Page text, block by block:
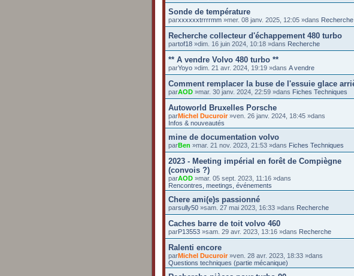
Sonde de température
parxxxxxxtrrrrmm »mer. 08 janv. 2025, 12:05 »dans Recherche
Recherche collecteur d'échappement 480 turbo
partof18 »dim. 16 juin 2024, 10:18 »dans Recherche
** A vendre Volvo 480 turbo **
parYoyo »dim. 21 avr. 2024, 19:19 »dans A vendre
Comment remplacer la buse de l'essuie glace
parAOD »mar. 30 janv. 2024, 22:59 »dans Fiches Techniques
Autoworld Bruxelles Porsche
parMichel Ducuroir»ven. 26 janv. 2024, 18:45 »dans
Infos & nouveautés
mine de documentation volvo
parBen »mar. 21 nov. 2023, 21:53 »dans Fiches Techniques
2023 - Meeting impérial en forêt de Compiègne
(convois ?)
parAOD »mar. 05 sept. 2023, 11:16 »dans
Rencontres, meetings, événements
Chere ami(e)s passionné
parsully50 »sam. 27 mai 2023, 16:33 »dans Recherche
Caches barre de toit volvo 460
parP13553 »sam. 29 avr. 2023, 13:16 »dans Recherche
Ralenti encore
parMichel Ducuroir»ven. 28 avr. 2023, 18:33 »dans
Questions techniques (partie mécanique)